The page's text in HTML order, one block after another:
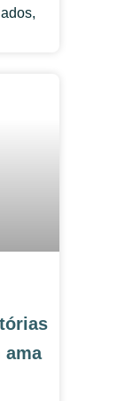
ama